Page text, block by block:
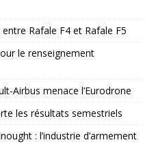
Rafale F4 et Rafale F5
le renseignement
Airbus menace l’Eurodrone
les résultats semestriels
: l’industrie d’armement